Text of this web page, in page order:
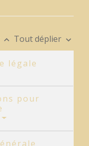
keyboard_arrow_up Tout déplier keyboard_arrow_down
légale
pour